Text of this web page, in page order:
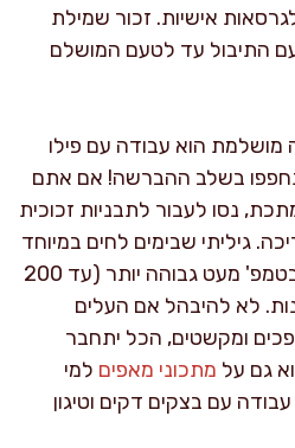
אישיות. זכור שמילת
התיבול עד לטעם המושלם
מושלמת הוא עבודה עם פילו
בשלב ההברשה! אם אתם
נסו לעבור לתבניות זכוכית
גיליתי שבימים לחים במיוחד
– כדאי לסיים את האפייה בטמפ' מעט גבוהה יותר (עד 200
לא להיבהל אם העלים
ומקשטים, הכל יתחבר
גם על מתכוני מאפים למי
עם בצקים דקים וטיגון